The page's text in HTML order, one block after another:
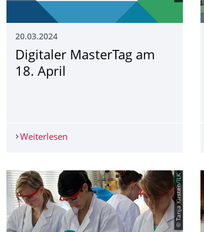
20.03.2024
Digitaler MasterTag am
18. April
Weiterlesen
© Tanja Kirsten/ILK